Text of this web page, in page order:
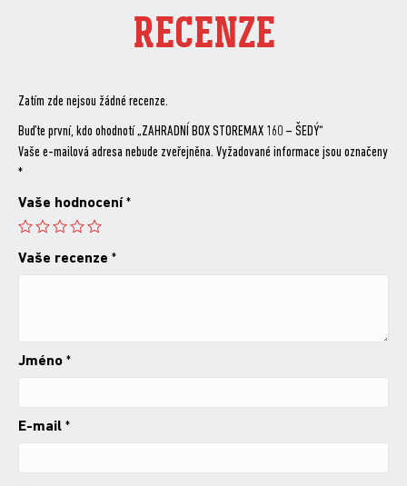
RECENZE
Zatím zde nejsou žádné recenze.
Buďte první, kdo ohodnotí „ZAHRADNÍ BOX STOREMAX 160 – ŠEDÝ“
Vaše e-mailová adresa nebude zveřejněna. Vyžadované informace jsou označeny
*
Vaše hodnocení *
Vaše recenze *
Jméno *
E-mail *